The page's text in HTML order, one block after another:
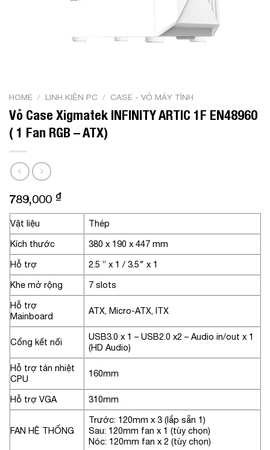
HOME / LINH KIỆN PC / CASE - VỎ MÁY TÍNH
Vỏ Case Xigmatek INFINITY ARTIC 1F EN48960
( 1 Fan RGB – ATX)
789,000 ₫
Vật liệu
Thép
Kích thước
380 x 190 x 447 mm
Hỗ trợ
2.5 ” x 1 / 3.5″ x 1
Khe mở rộng
7 slots
Hỗ trợ
Mainboard
ATX, Micro-ATX, ITX
Cổng kết nối
USB3.0 x 1 – USB2.0 x2 – Audio in/out x 1
(HD Audio)
Hỗ trợ tản nhiệt
CPU
160mm
Hỗ trợ VGA 310mm
FAN HỆ THỐNG
Trước: 120mm x 3 (lắp sẵn 1)
Sau: 120mm fan x 1 (tùy chọn)
Nóc: 120mm fan x 2 (tùy chọn)